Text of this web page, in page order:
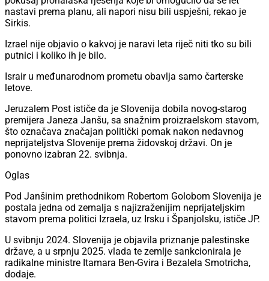
nastavi prema planu, ali napori nisu bili uspješni, rekao je
Sirkis.
Izrael nije objavio o kakvoj je naravi leta riječ niti tko su bili
putnici i koliko ih je bilo.
Israir u međunarodnom prometu obavlja samo čarterske
letove.
Jeruzalem Post ističe da je Slovenija dobila novog-starog
premijera Janeza Janšu, sa snažnim proizraelskom stavom,
što označava značajan politički pomak nakon nedavnog
neprijateljstva Slovenije prema židovskoj državi. On je
ponovno izabran 22. svibnja.
Oglas
Pod Janšinim prethodnikom Robertom Golobom Slovenija je
postala jedna od zemalja s najizraženijim neprijateljskim
stavom prema politici Izraela, uz Irsku i Španjolsku, ističe JP.
U svibnju 2024. Slovenija je objavila priznanje palestinske
države, a u srpnju 2025. vlada te zemlje sankcionirala je
radikalne ministre Itamara Ben-Gvira i Bezalela Smotricha,
dodaje.